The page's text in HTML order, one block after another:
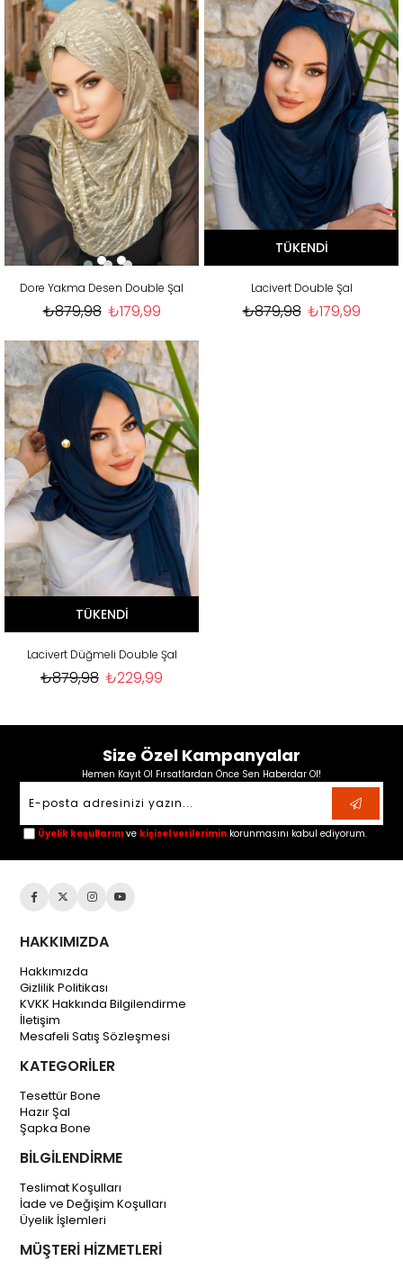
Dore Yakma Desen Double Şal
₺179,99
₺879,98
TÜKENDI
Lacivert Double Şal
₺179,99
₺879,98
TÜKENDI
Lacivert Düğmeli Double Şal
₺229,99
₺879,98
Size Özel Kampanyalar
Hemen Kayıt Ol Fırsatlardan Önce Sen Haberdar Ol!
Üyelik koşullarını ve kişisel verilerimin korunmasını kabul ediyorum.
HAKKIMIZDA
Hakkımızda
Gizlilik Politikası
KVKK Hakkında Bilgilendirme
İletişim
Mesafeli Satış Sözleşmesi
KATEGORİLER
Tesettür Bone
Hazır Şal
Şapka Bone
BİLGİLENDİRME
Teslimat Koşulları
İade ve Değişim Koşulları
Üyelik İşlemleri
MÜŞTERİ HİZMETLERİ